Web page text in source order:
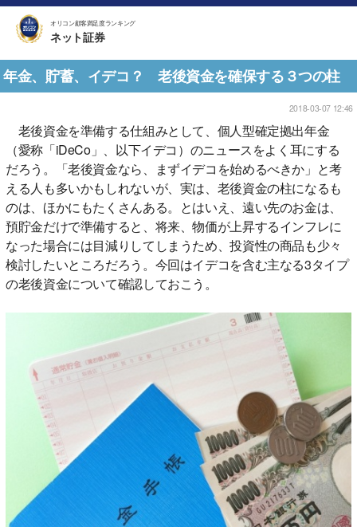
オリコン顧客満足度ランキング
ネット証券
年金、貯蓄、イデコ？ 老後資金を確保する３つの柱
2018-03-07 12:46
老後資金を準備する仕組みとして、個人型確定拠出年金
（愛称「iDeCo」、以下イデコ）のニュースをよく耳にする
だろう。「老後資金なら、まずイデコを始めるべきか」と考
える人も多いかもしれないが、実は、老後資金の柱になるも
のは、ほかにもたくさんある。とはいえ、遠い先のお金は、
預貯金だけで準備すると、将来、物価が上昇するインフレに
なった場合には目減りしてしまうため、投資性の商品も少々
検討したいところだろう。今回はイデコを含む主なる3タイプ
の老後資金について確認しておこう。